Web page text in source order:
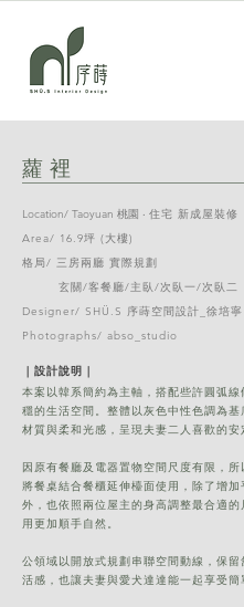
​蘿裡
Location/ Taoyuan 桃園 ‧​ 住宅 新成屋裝修
Area/ 16.9坪 (大樓)
格局/ 三房兩廳 實際規劃
玄關/客餐廳/主臥/次臥一/次臥二
Designer/ SHÜ.S 序蒔空間設計_徐培寧
Photographs/ abso_studio
｜設計說明｜​
本案以韓系簡約為主軸，搭配些許圓弧線
穩的生活空間。整體以灰色中性色調為基
材質與柔和光感，呈現夫妻二人喜歡的安
因原有餐廳及電器置物空間尺度有限，所
將餐桌結合餐櫃延伸檯面使用，除了增加
外，也依照兩位屋主的身高調整最合適的
用更加順手自然。
公領域以開放式規劃串聯空間動線，保留
活感，也讓夫妻與愛犬達達能一起享受簡